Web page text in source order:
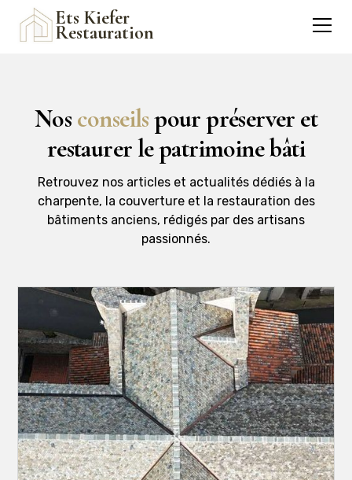
Ets Kiefer
Restauration
Nos conseilspour préserver et
restaurer le patrimoine bâti
Retrouvez nos articles et actualités dédiés à la
charpente, la couverture et la restauration des
bâtiments anciens, rédigés par des artisans
passionnés.